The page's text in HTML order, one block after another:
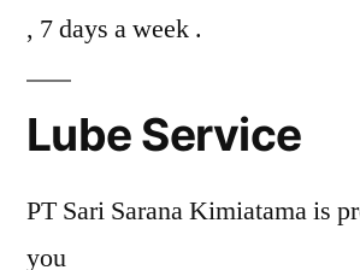
, 7 days a week .
Lube Service
PT Sari Sarana Kimiatama is
you